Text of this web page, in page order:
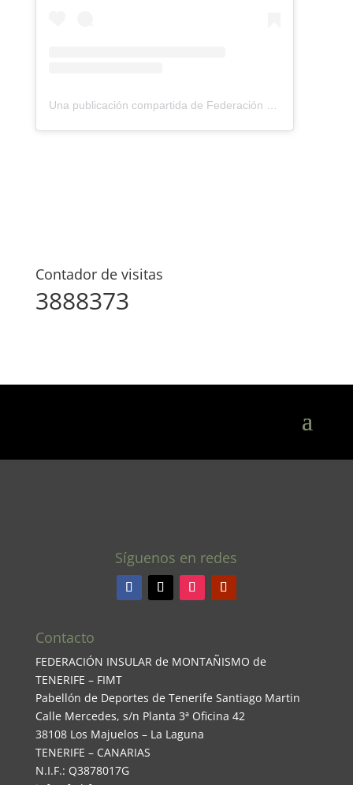
Contador de visitas
3888373
Síguenos en redes
Contacto
FEDERACIÓN INSULAR de MONTAÑISMO de
TENERIFE – FIMT
Pabellón de Deportes de Tenerife Santiago Martin
Calle Mercedes, s/n Planta 3ª Oficina 42
38108 Los Majuelos – La Laguna
TENERIFE – CANARIAS
N.I.F.: Q3878017G